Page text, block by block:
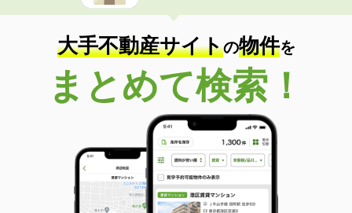
大手不動産サイトの物件を
まとめて検索！